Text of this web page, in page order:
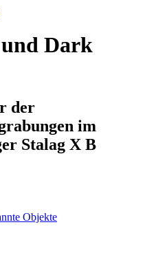
und Dark
der
im
Stalag X B
Objekte